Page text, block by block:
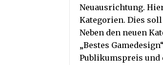
Neuausrichtung.
Kategorien. Dies
Neben den neuen
„Bestes
Publikumspreis und